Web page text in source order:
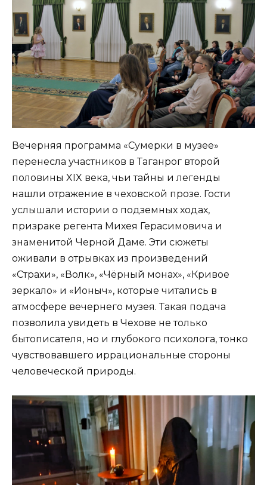
Вечерняя программа «Сумерки в музее»
перенесла участников в Таганрог второй
половины XIX века, чьи тайны и легенды
нашли отражение в чеховской прозе. Гости
услышали истории о подземных ходах,
призраке регента Михея Герасимовича и
знаменитой Черной Даме. Эти сюжеты
оживали в отрывках из произведений
«Страхи», «Волк», «Чёрный монах», «Кривое
зеркало» и «Ионыч», которые читались в
атмосфере вечернего музея. Такая подача
позволила увидеть в Чехове не только
бытописателя, но и глубокого психолога, тонко
чувствовавшего иррациональные стороны
человеческой природы.